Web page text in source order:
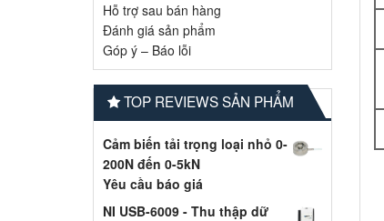
Hỗ trợ sau bán hàng
Đánh giá sản phẩm
Góp ý – Báo lỗi
TOP REVIEWS SẢN PHẨM
Cảm biến tải trọng loại nhỏ 0-
200N đến 0-5kN
Yêu cầu báo giá
NI USB-6009 - Thu thập dữ